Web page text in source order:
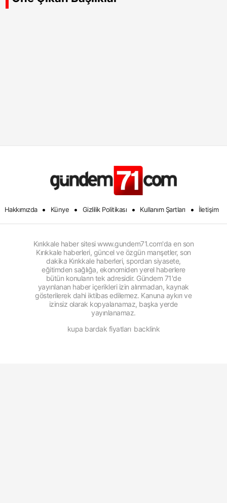
Hakkımızda • Künye • Gizlilik Politikası • Kullanım Şartları • İletişim
Kırıkkale haber sitesi www.gundem71.com'da en son
Kırıkkale haberleri, güncel ve özgün manşetler, son
dakika Kırıkkale haberleri, spordan siyasete,
eğitimden sağlığa, ekonomiden yerel haberlere
bütün konuların tek adresidir. Gündem 71'de
yayınlanan haber içerikleri izin alınmadan, kaynak
gösterilerek dahi iktibas edilemez. Kanuna aykırı ve
izinsiz olarak kopyalanamaz, başka yerde
yayınlanamaz.
kupa bardak fiyatları backlink